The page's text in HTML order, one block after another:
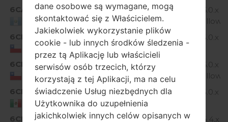
6CA
Guatemala
D855P30a_00_0118.kdz
Android 6.0.x
Marshmallow
6CH
Chile
D855P20A_00.kdz
Android 5.0.x
Lollipop
6CH
Chile
D855P30a_00_1027.kdz
Android 6.0.x
Marshmallow
6CL
Mexico
D855P20A_01.kdz
Android 5.0.x
6CL
Android 4.4.x
dane osobowe są wymagane, mogą
skontaktować się z Właścicielem.
Jakiekolwiek wykorzystanie plików
cookie - lub innych środków śledzenia -
przez tą Aplikację lub właścicieli
serwisów osób trzecich, którzy
korzystają z tej Aplikacji, ma na celu
świadczenie Usług niezbędnych dla
Użytkownika do uzupełnienia
jakichkolwiek innych celów opisanych w